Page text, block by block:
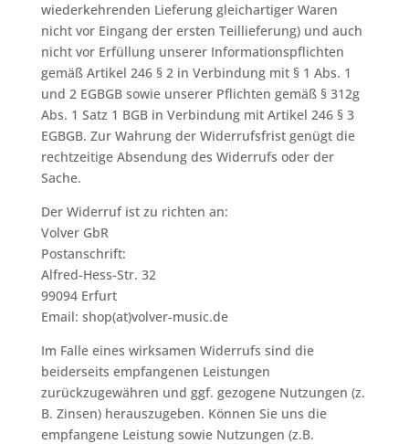
wiederkehrenden Lieferung gleichartiger Waren
nicht vor Eingang der ersten Teillieferung) und auch
nicht vor Erfüllung unserer Informationspflichten
gemäß Artikel 246 § 2 in Verbindung mit § 1 Abs. 1
und 2 EGBGB sowie unserer Pflichten gemäß § 312g
Abs. 1 Satz 1 BGB in Verbindung mit Artikel 246 § 3
EGBGB. Zur Wahrung der Widerrufsfrist genügt die
rechtzeitige Absendung des Widerrufs oder der
Sache.
Der Widerruf ist zu richten an:
Volver GbR
Postanschrift:
Alfred-Hess-Str. 32
99094 Erfurt
Email: shop(at)volver-music.de
Im Falle eines wirksamen Widerrufs sind die
beiderseits empfangenen Leistungen
zurückzugewähren und ggf. gezogene Nutzungen (z.
B. Zinsen) herauszugeben. Können Sie uns die
empfangene Leistung sowie Nutzungen (z.B.